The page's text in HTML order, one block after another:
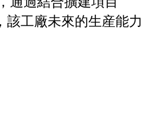
該工廠未來的生産能力